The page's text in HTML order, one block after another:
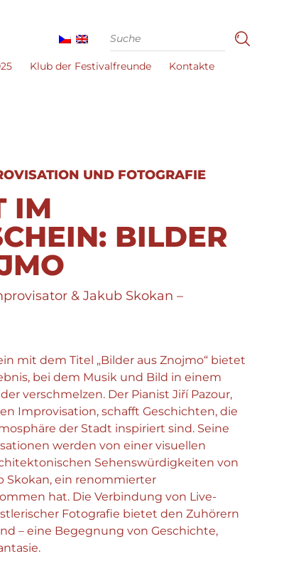
Klub der Festivalfreunde Kontakte
UND FOTOGRAFIE
IM
BILDER
& Jakub Skokan –
mit dem Titel „Bilder aus Znojmo“ bietet
bei dem Musik und Bild in einem
verschmelzen. Der Pianist Jiří Pazour,
Improvisation, schafft Geschichten, die
der Stadt inspiriert sind. Seine
werden von einer visuellen
Sehenswürdigkeiten von
Skokan, ein renommierter
hat. Die Verbindung von Live-
Fotografie bietet den Zuhörern
– eine Begegnung von Geschichte,